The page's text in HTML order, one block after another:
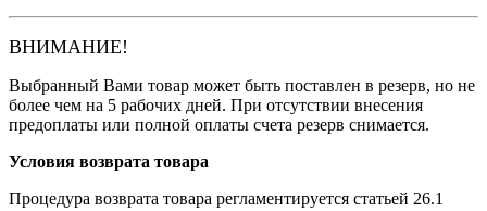
ВНИМАНИЕ!
Выбранный Вами товар может быть поставлен в резерв, но не
более чем на 5 рабочих дней. При отсутствии внесения
предоплаты или полной оплаты счета резерв снимается.
Условия возврата товара
Процедура возврата товара регламентируется статьей 26.1